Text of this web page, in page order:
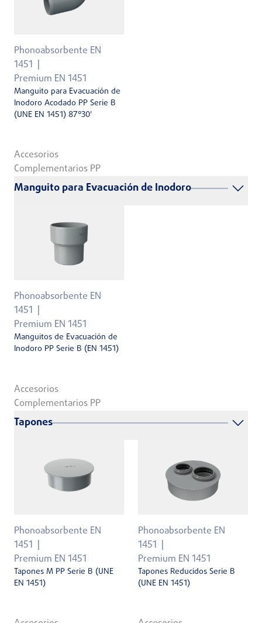
Phonoabsorbente EN
1451
Premium EN 1451
Manguito para Evacuación de
Inodoro Acodado PP Serie B
(UNE EN 1451) 87°30'
Accesorios
Complementarios PP
Manguito para Evacuación de Inodoro
Phonoabsorbente EN
1451
Premium EN 1451
Manguitos de Evacuación de
Inodoro PP Serie B (EN 1451)
Accesorios
Complementarios PP
Tapones
Phonoabsorbente EN
1451
Premium EN 1451
Tapones M PP Serie B (UNE
EN 1451)
Phonoabsorbente EN
1451
Premium EN 1451
Tapones Reducidos Serie B
(UNE EN 1451)